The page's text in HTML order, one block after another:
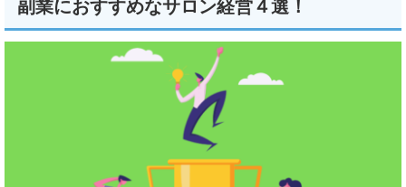
副業におすすめなサロン経営４選！